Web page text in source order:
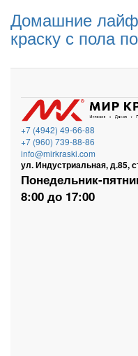
Домашние
краску с пола
+7 (4942) 49-66-88
+7 (960) 739-88-86
info@mirkraski.com
ул. Индустриальная, д.85,
Понедельник-
8:00 до 17:00